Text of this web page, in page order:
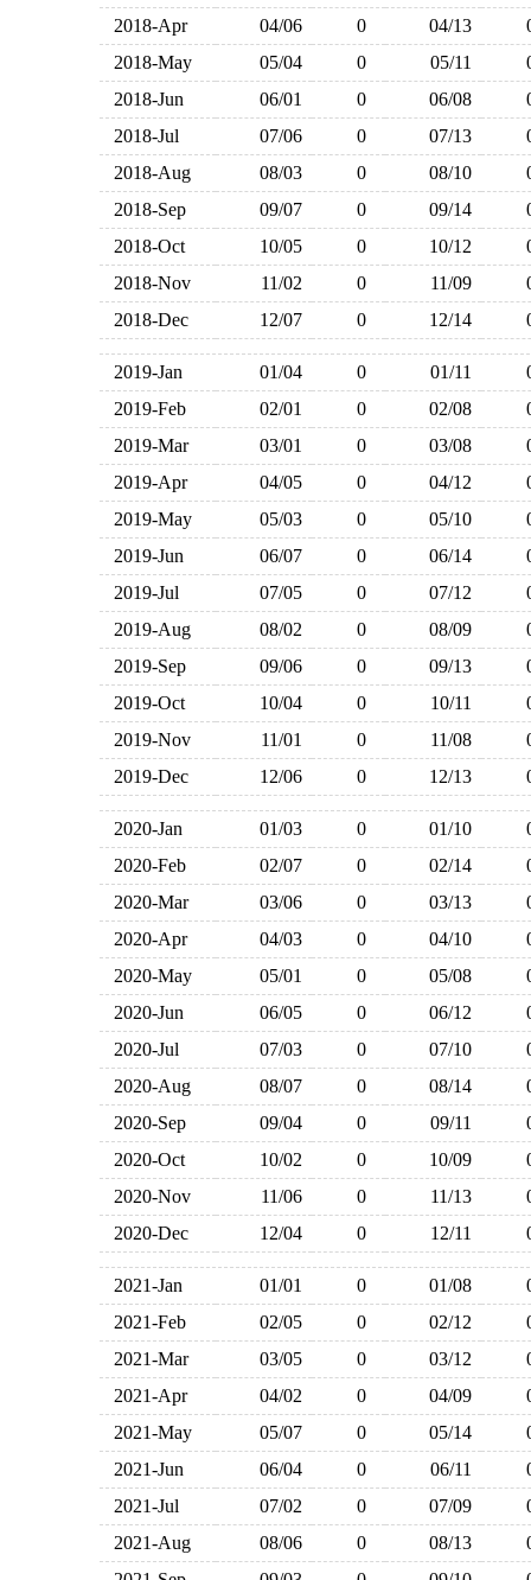
2018-Apr
04/06 0 04/13
2018-May
05/04 0 05/11
2018-Jun
06/01 0 06/08
2018-Jul
07/06 0 07/13
2018-Aug
08/03 0 08/10
2018-Sep
09/07 0 09/14
2018-Oct
10/05 0 10/12
2018-Nov
11/02 0 11/09
2018-Dec
12/07 0 12/14
2019-Jan 01/04 0 01/11
2019-Feb
02/01 0 02/08
2019-Mar
03/01 0 03/08
2019-Apr
04/05 0 04/12
2019-May
05/03 0 05/10
2019-Jun
06/07 0 06/14
2019-Jul
07/05 0 07/12
2019-Aug
08/02 0 08/09
2019-Sep
09/06 0 09/13
2019-Oct
10/04 0 10/11
2019-Nov
11/01 0 11/08
2019-Dec
12/06 0 12/13
2020-Jan 01/03 0 01/10
2020-Feb
02/07 0 02/14
2020-Mar
03/06 0 03/13
2020-Apr
04/03 0 04/10
2020-May
05/01 0 05/08
2020-Jun
06/05 0 06/12
2020-Jul
07/03 0 07/10
2020-Aug
08/07 0 08/14
2020-Sep
09/04 0 09/11
2020-Oct
10/02 0 10/09
2020-Nov
11/06 0 11/13
2020-Dec
12/04 0 12/11
2021-Jan 01/01 0 01/08
2021-Feb
02/05 0 02/12
2021-Mar
03/05 0 03/12
2021-Apr
04/02 0 04/09
2021-May
05/07 0 05/14
2021-Jun
06/04 0 06/11
2021-Jul
07/02 0 07/09
2021-Aug
08/06 0 08/13